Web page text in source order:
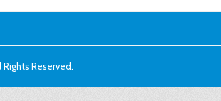
Rights Reserved.